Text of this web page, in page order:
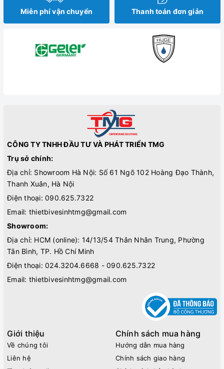
Miễn phí vận chuyển Thanh toán đơn giản
CÔNG TY TNHH ĐẦU TƯ VÀ PHÁT TRIỂN TMG
Trụ sở chính:
Địa chỉ: Showroom Hà Nội: Số 61 Ngõ 102 Hoàng Đạo Thành,
Thanh Xuân, Hà Nội
Điện thoại: 090.625.7322
Email: thietbivesinhtmg@gmail.com
Showroom:
Địa chỉ: HCM (online): 14/13/54 Thân Nhân Trung, Phường
Tân Bình, TP. Hồ Chí Minh
Điện thoại: 024.3204.6668 - 090.625.7322
Email: thietbivesinhtmg@gmail.com
Giới thiệu
Về chúng tôi
Liên hệ
Chính sách mua hàng
Hướng dẫn mua hàng
Chính sách giao hàng